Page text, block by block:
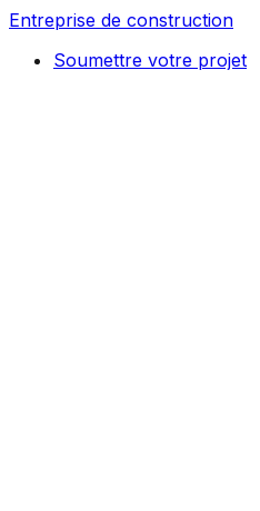
Entreprise de construction
Soumettre votre projet